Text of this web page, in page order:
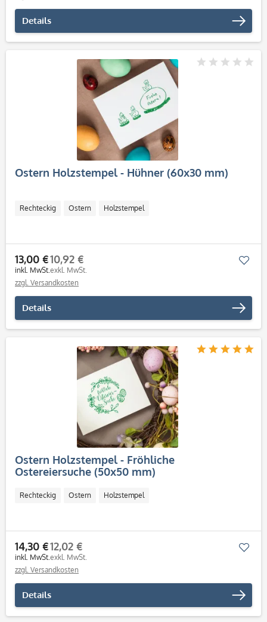
Details
Ostern Holzstempel - Hühner (60x30 mm)
Rechteckig Ostern Holzstempel
13,00 €
inkl. MwSt.
10,92 €
exkl. MwSt.
zzgl. Versandkosten
Details
Ostern Holzstempel - Fröhliche
Ostereiersuche (50x50 mm)
Rechteckig Ostern Holzstempel
14,30 €
inkl. MwSt.
12,02 €
exkl. MwSt.
zzgl. Versandkosten
Details